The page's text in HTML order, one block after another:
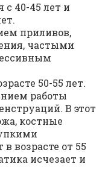
с 40-45 лет и
приливов,
частыми
50-55 лет.
работы
В этот
костные
возрасте от 55
исчезает и